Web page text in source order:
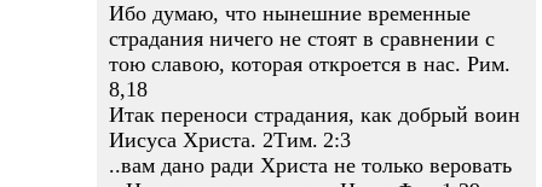
Ибо думаю, что нынешние временные
страдания ничего не стоят в сравнении с
тою славою, которая откроется в нас. Рим.
8,18
Итак переноси страдания, как добрый воин
Иисуса Христа. 2Тим. 2:3
..вам дано ради Христа не только веровать